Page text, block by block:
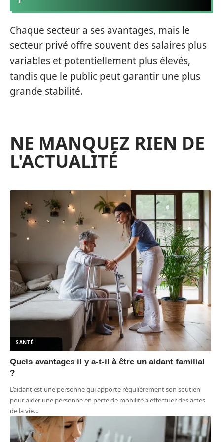
Chaque secteur a ses avantages, mais le
secteur privé offre souvent des salaires plus
variables et potentiellement plus élevés,
tandis que le public peut garantir une plus
grande stabilité.
NE MANQUEZ RIEN DE
L'ACTUALITÉ
SANTÉ
Quels avantages il y a-t-il à être un aidant familial
?
L’aidant est une personne qui apporte régulièrement son soutien
pour aider une personne en perte de mobilité à effectuer des actes
de la vie…